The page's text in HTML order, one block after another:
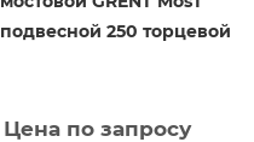
подвесной 250 торцевой
Цена по запросу